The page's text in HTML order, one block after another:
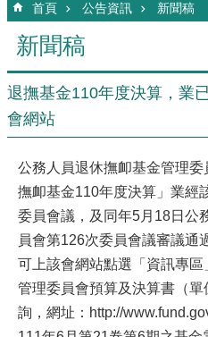
首頁 公告資訊 新聞稿
新聞稿
退撫基金110年度決算，業
會網站
公務人員退休撫卹基金管理
撫卹基金110年度決算」業經
委員會議，及同年5月18日公
員會第126次委員會議審議通
可上該會網站點選「資訊專
管理委員會預算及決算書（
詢，網址：http://